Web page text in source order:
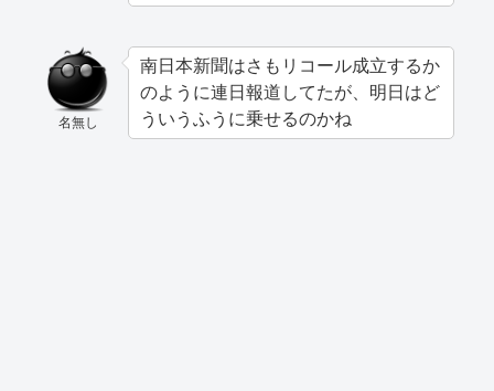
名無し
南日本新聞はさもリコール成立するか
のように連日報道してたが、明日はど
ういうふうに乗せるのかね